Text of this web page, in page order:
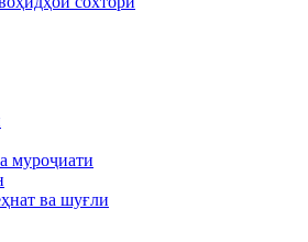
муроҷиати
ва шуғли